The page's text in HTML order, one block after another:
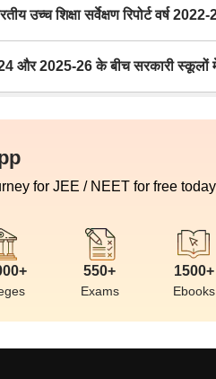
उच्च शिक्षा सर्वेक्षण रिपोर्ट वर्ष
और 2025-26 के बीच सरकारी स्कूलों
for JEE / NEET for free
550+
Exams
1500+
Ebooks